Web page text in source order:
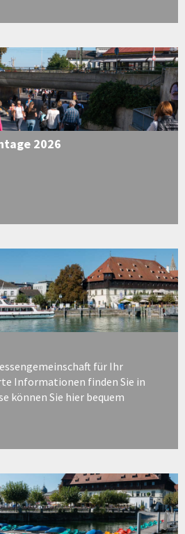
2026
für Ihr
Informationen finden Sie in
können Sie hier bequem